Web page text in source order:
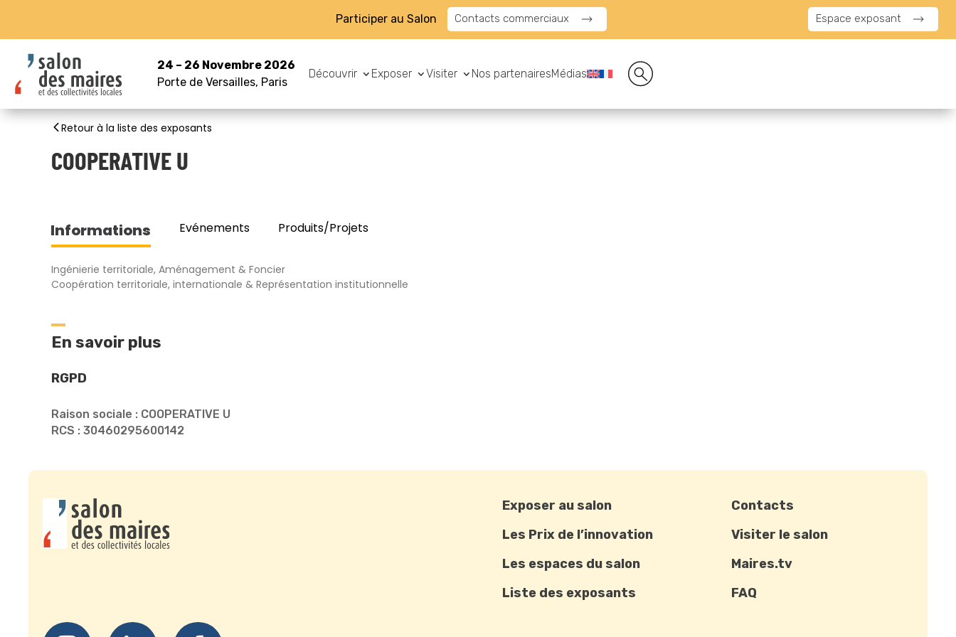
Participer au Salon Contacts commerciaux Espace exposant
24 – 26 Novembre 2026
Porte de Versailles, Paris
Découvrir Exposer Visiter Nos partenairesMédias
Retour à la liste des exposants
COOPERATIVE U
Informations Evénements Produits/Projets
Ingénierie territoriale, Aménagement & Foncier
Coopération territoriale, internationale & Représentation institutionnelle
En savoir plus
RGPD
Raison sociale : COOPERATIVE U
RCS : 30460295600142
Exposer au salon
Les Prix de l’innovation
Les espaces du salon
Liste des exposants
Contacts
Visiter le salon
Maires.tv
FAQ